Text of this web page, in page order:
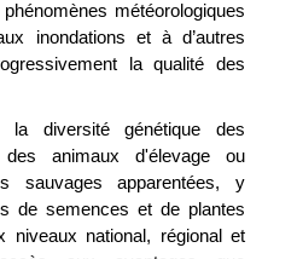
météorologiques
inondations et à d’autres
la qualité des
diversité génétique des
animaux d'élevage ou
sauvages apparentées, y
de semences et de plantes
niveaux national, régional et